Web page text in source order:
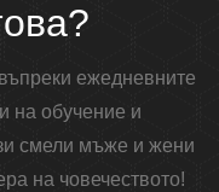
ежедневните
на обучение и
смели мъже и жени
на човечеството!